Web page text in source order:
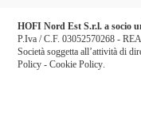
HOFI Nord Est S.r.l. a socio
P.Iva / C.F. 03052570268 -
Società soggetta all’attività di
Policy -Cookie Policy.